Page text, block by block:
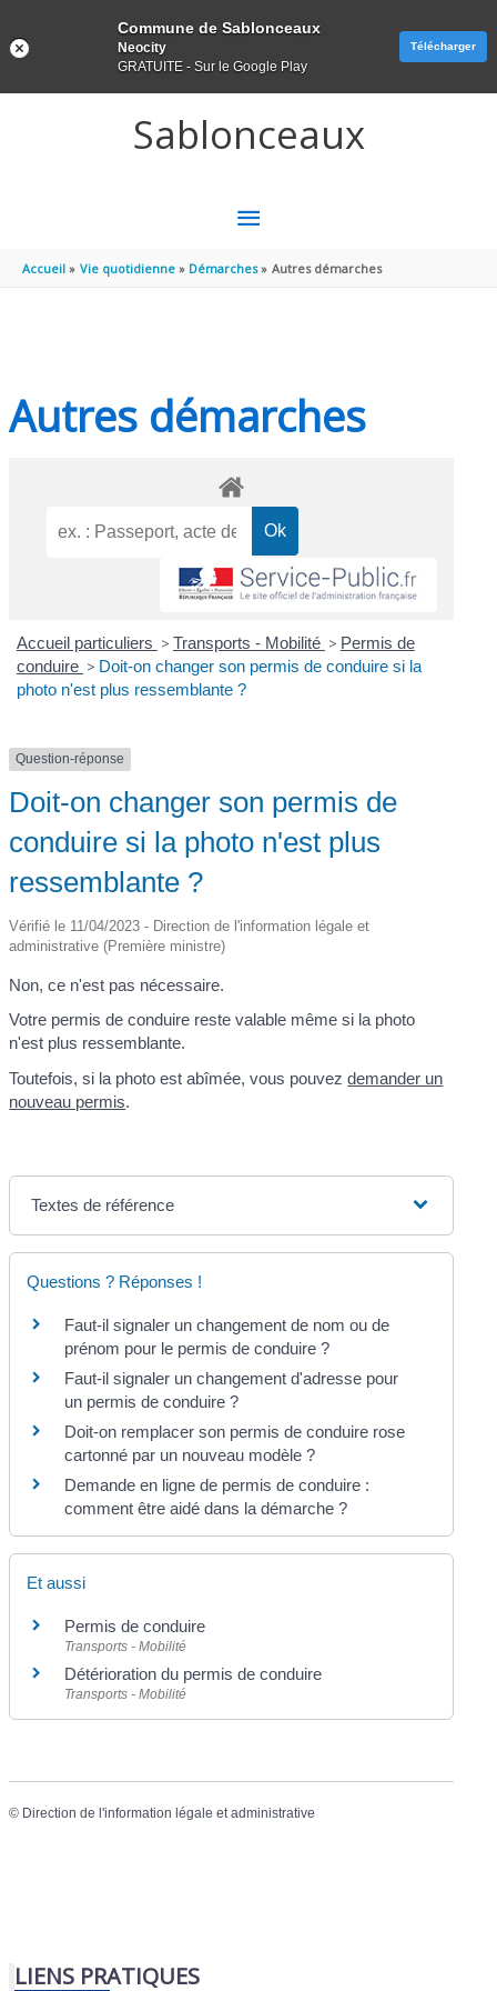
Sablonceaux
MENU
PRINCIPAL
Accueil Vie quotidienne Démarches Autres démarches
Autres démarches
Accueil particuliers > Transports - Mobilité > Permis de
conduire > Doit-on changer son permis de conduire si la
photo n'est plus ressemblante ?
Question-réponse
Doit-on changer son permis de
conduire si la photo n'est plus
ressemblante ?
Vérifié le 11/04/2023 - Direction de l'information légale et
administrative (Première ministre)
Non, ce n'est pas nécessaire.
Votre permis de conduire reste valable même si la photo
n'est plus ressemblante.
Toutefois, si la photo est abîmée, vous pouvezdemander un
nouveau permis.
Textes de référence
Questions ? Réponses !
Faut-il signaler un changement de nom ou de
prénom pour le permis de conduire ?
Faut-il signaler un changement d'adresse pour
un permis de conduire ?
Doit-on remplacer son permis de conduire rose
cartonné par un nouveau modèle ?
Demande en ligne de permis de conduire :
comment être aidé dans la démarche ?
Et aussi
Permis de conduire
Transports - Mobilité
Détérioration du permis de conduire
Transports - Mobilité
© Direction de l'information légale et administrative
LIENS PRATIQUES
Commune de Sablonceaux
Neocity
GRATUITE - Sur le Google Play
Télécharger